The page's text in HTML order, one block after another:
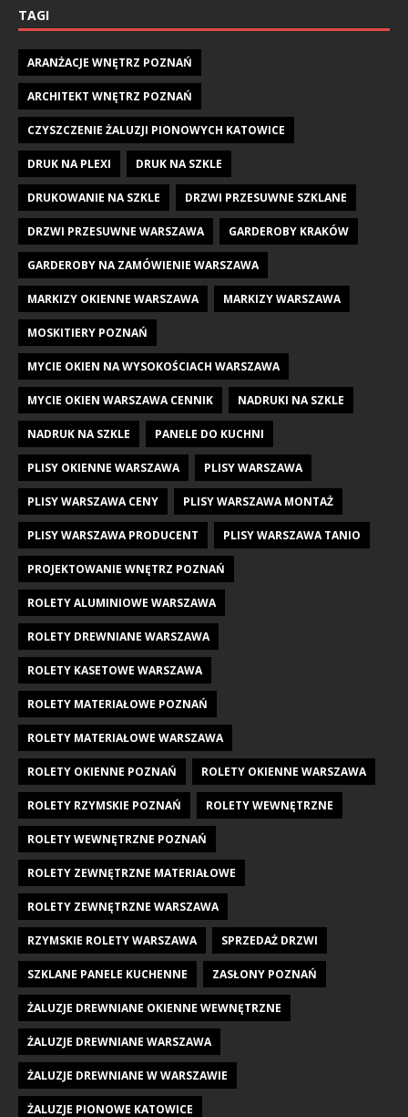
TAGI
ARANŻACJE WNĘTRZ POZNAŃ
ARCHITEKT WNĘTRZ POZNAŃ
CZYSZCZENIE ŻALUZJI PIONOWYCH KATOWICE
DRUK NA PLEXI DRUK NA SZKLE
DRUKOWANIE NA SZKLE DRZWI PRZESUWNE SZKLANE
DRZWI PRZESUWNE WARSZAWA GARDEROBY KRAKÓW
GARDEROBY NA ZAMÓWIENIE WARSZAWA
MARKIZY OKIENNE WARSZAWA MARKIZY WARSZAWA
MOSKITIERY POZNAŃ
MYCIE OKIEN NA WYSOKOŚCIACH WARSZAWA
MYCIE OKIEN WARSZAWA CENNIK NADRUKI NA SZKLE
NADRUK NA SZKLE PANELE DO KUCHNI
PLISY OKIENNE WARSZAWA PLISY WARSZAWA
PLISY WARSZAWA CENY PLISY WARSZAWA MONTAŻ
PLISY WARSZAWA PRODUCENT PLISY WARSZAWA TANIO
PROJEKTOWANIE WNĘTRZ POZNAŃ
ROLETY ALUMINIOWE WARSZAWA
ROLETY DREWNIANE WARSZAWA
ROLETY KASETOWE WARSZAWA
ROLETY MATERIAŁOWE POZNAŃ
ROLETY MATERIAŁOWE WARSZAWA
ROLETY OKIENNE POZNAŃ ROLETY OKIENNE WARSZAWA
ROLETY RZYMSKIE POZNAŃ ROLETY WEWNĘTRZNE
ROLETY WEWNĘTRZNE POZNAŃ
ROLETY ZEWNĘTRZNE MATERIAŁOWE
ROLETY ZEWNĘTRZNE WARSZAWA
RZYMSKIE ROLETY WARSZAWA SPRZEDAŻ DRZWI
SZKLANE PANELE KUCHENNE ZASŁONY POZNAŃ
ŻALUZJE DREWNIANE OKIENNE WEWNĘTRZNE
ŻALUZJE DREWNIANE WARSZAWA
ŻALUZJE DREWNIANE W WARSZAWIE
ŻALUZJE PIONOWE KATOWICE